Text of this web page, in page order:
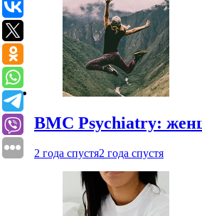
BMC Psychiatry:
2 года спустя2 года спустя